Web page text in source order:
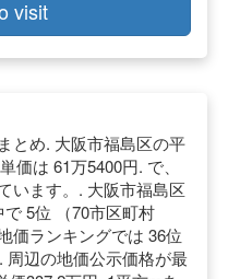
visit
とめ. 大阪市福島区の平
価は 61万5400円. で、
います。. 大阪市福島区
5位 （70市区町村
価ランキングでは 36位
周辺の地価公示価格が最